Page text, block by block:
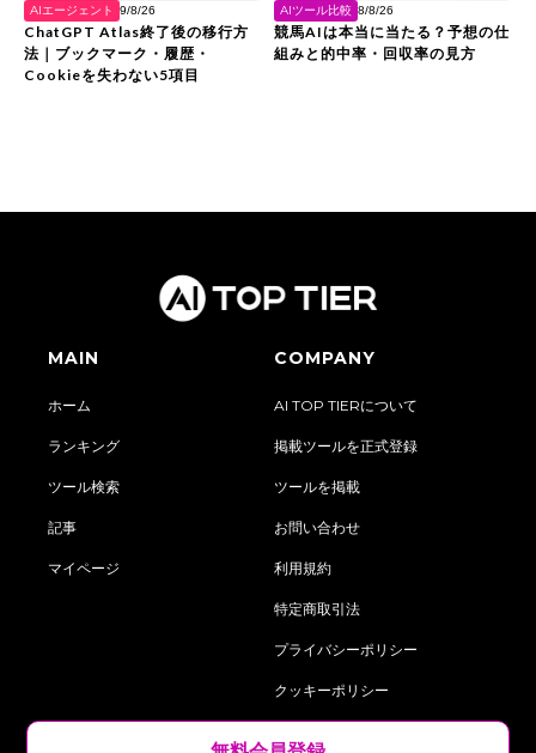
AIエージェント 9/8/26
ChatGPT Atlas終了後の移行方
法｜ブックマーク・履歴・
Cookieを失わない5項目
AIツール比較 8/8/26
競馬AIは本当に当たる？予想の仕
組みと的中率・回収率の見方
MAIN
ホーム
ランキング
ツール検索
記事
マイページ
COMPANY
AI TOP TIERについて
掲載ツールを正式登録
ツールを掲載
お問い合わせ
利用規約
特定商取引法
プライバシーポリシー
クッキーポリシー